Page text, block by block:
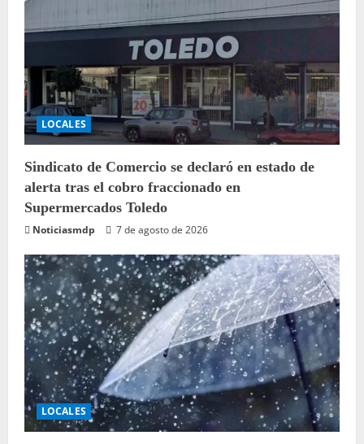
LOCALES
Sindicato de Comercio se declaró en estado de
alerta tras el cobro fraccionado en
Supermercados Toledo
Noticiasmdp 7 de agosto de 2026
LOCALES